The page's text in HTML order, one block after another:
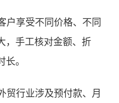
户享受不同价格、不同
，手工核对金额、折
。
贸行业涉及预付款、月